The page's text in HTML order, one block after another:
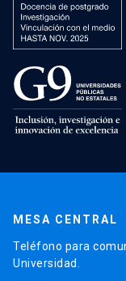
MESA CENTRAL
Teléfono para
Universidad.